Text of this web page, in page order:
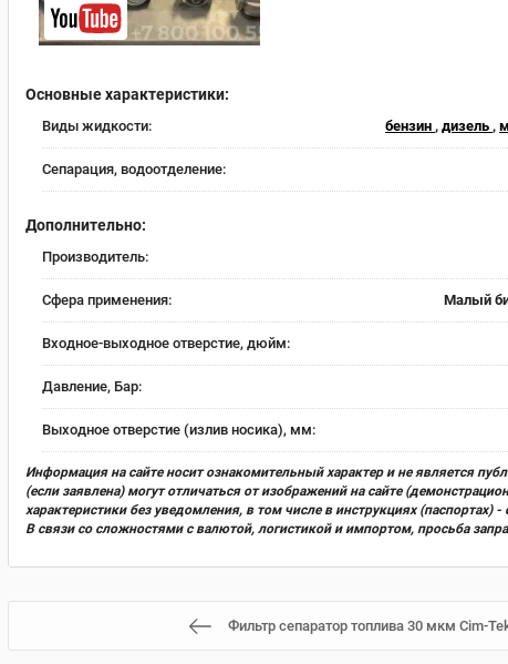
Основные характеристики:
Виды жидкости: бензин , дизель ,
Сепарация, водоотделение:
Дополнительно:
Производитель:
Сфера применения: Малый
Входное-выходное отверстие, дюйм:
Давление, Бар:
Выходное отверстие (излив носика), мм:
Информация на сайте носит ознакомительный характер и не является
(если заявлена) могут отличаться от изображений на сайте
характеристики без уведомления, в том числе в инструкциях
В связи со сложностями с валютой, логистикой и импортом, просьба
Фильтр сепаратор топлива 30 мкм Cim-